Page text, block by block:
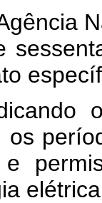
os